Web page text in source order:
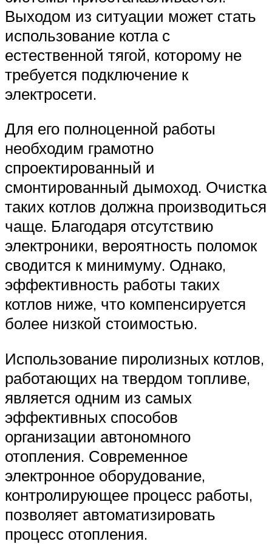
Выходом из ситуации может стать
использование котла с
естественной тягой, которому не
требуется подключение к
электросети.
Для его полноценной работы
необходим грамотно
спроектированный и
смонтированный дымоход. Очистка
таких котлов должна производиться
чаще. Благодаря отсутствию
электроники, вероятность поломок
сводится к минимуму. Однако,
эффективность работы таких
котлов ниже, что компенсируется
более низкой стоимостью.
Использование пиролизных котлов,
работающих на твердом топливе,
является одним из самых
эффективных способов
организации автономного
отопления. Современное
электронное оборудование,
контролирующее процесс работы,
позволяет автоматизировать
процесс отопления.